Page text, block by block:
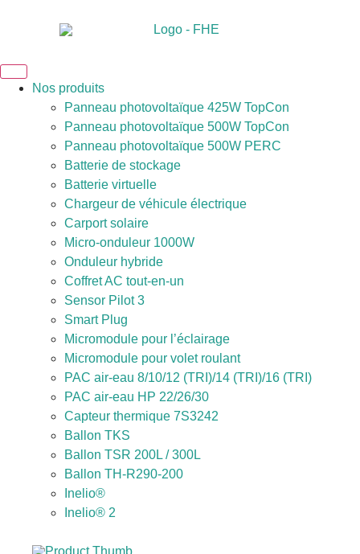
Nos produits
Panneau photovoltaïque 425W TopCon
Panneau photovoltaïque 500W TopCon
Panneau photovoltaïque 500W PERC
Batterie de stockage
Batterie virtuelle
Chargeur de véhicule électrique
Carport solaire
Micro-onduleur 1000W
Onduleur hybride
Coffret AC tout-en-un
Sensor Pilot 3
Smart Plug
Micromodule pour l’éclairage
Micromodule pour volet roulant
PAC air-eau 8/10/12 (TRI)/14 (TRI)/16 (TRI)
PAC air-eau HP 22/26/30
Capteur thermique 7S3242
Ballon TKS
Ballon TSR 200L / 300L
Ballon TH-R290-200
Inelio®
Inelio® 2